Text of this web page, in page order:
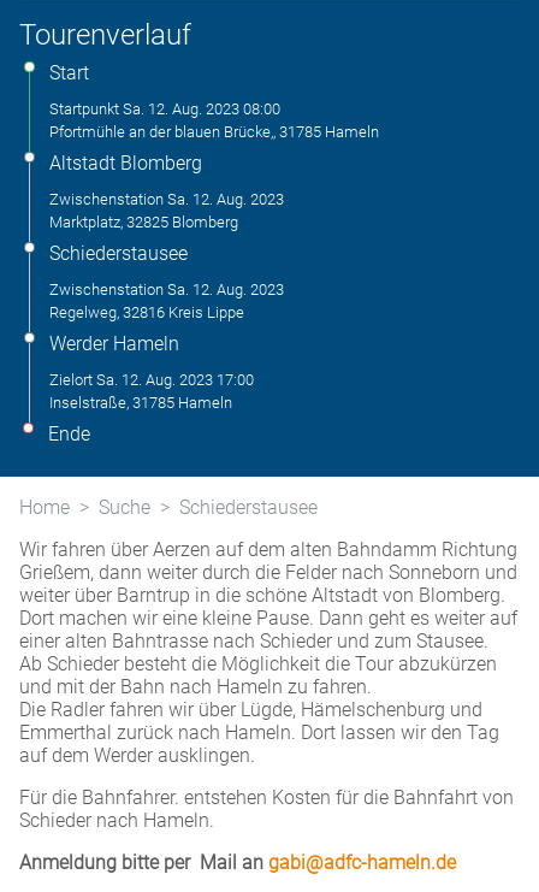
Tourenverlauf
Start
Startpunkt Sa. 12. Aug. 2023 08:00
Pfortmühle an der blauen Brücke,, 31785 Hameln
Altstadt Blomberg
Zwischenstation Sa. 12. Aug. 2023
Marktplatz, 32825 Blomberg
Schiederstausee
Zwischenstation Sa. 12. Aug. 2023
Regelweg, 32816 Kreis Lippe
Werder Hameln
Zielort Sa. 12. Aug. 2023 17:00
Inselstraße, 31785 Hameln
Ende
Home Suche
Schiederstausee
Wir fahren über Aerzen auf dem alten Bahndamm Richtung
Grießem, dann weiter durch die Felder nach Sonneborn und
weiter über Barntrup in die schöne Altstadt von Blomberg.
Dort machen wir eine kleine Pause. Dann geht es weiter auf
einer alten Bahntrasse nach Schieder und zum Stausee.
Ab Schieder besteht die Möglichkeit die Tour abzukürzen
und mit der Bahn nach Hameln zu fahren.
Die Radler fahren wir über Lügde, Hämelschenburg und
Emmerthal zurück nach Hameln. Dort lassen wir den Tag
auf dem Werder ausklingen.
Für die Bahnfahrer. entstehen Kosten für die Bahnfahrt von
Schieder nach Hameln.
Anmeldung bitte per Mail an gabi@adfc-hameln.de